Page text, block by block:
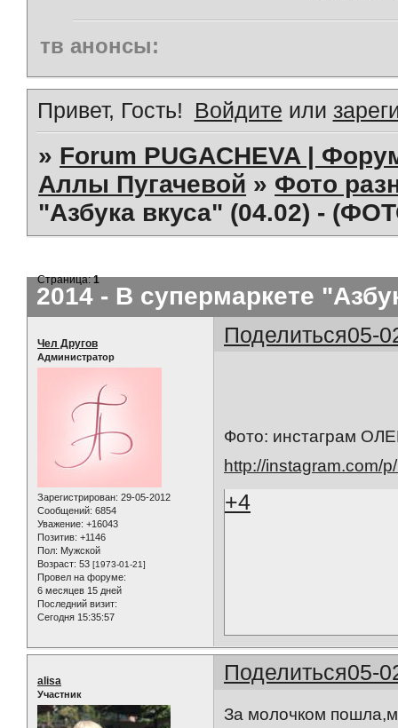
тв анонсы:
Привет, Гость! Войдите или
» Forum PUGACHEVA |
Аллы Пугачевой » Фото
"Азбука вкуса" (04.02) -
2014 - В супермаркете
Страница:1
Поделиться05-
Чел Другов
Администратор
Зарегистрирован: 29-05-2012
Сообщений: 6854
Уважение: +16043
Позитив: +1146
Пол: Мужской
Возраст: 53 [1973-01-21]
Провел на форуме:
6 месяцев 15 дней
Последний визит:
Сегодня 15:35:57
Фото: инстаграм
http://instagram.com/
+4
Поделиться05-
alisa
Участник
За молочком